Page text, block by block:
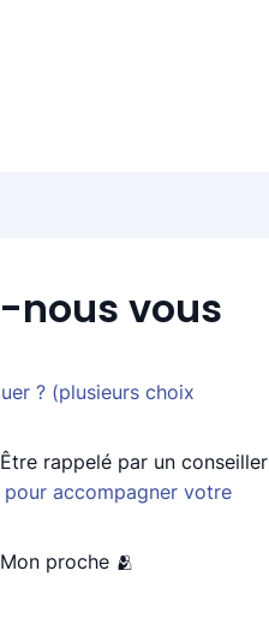
nous vous
? (plusieurs choix
Être rappelé par un conseiller
accompagner votre
Mon proche 🫂